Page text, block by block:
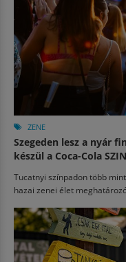
ZENE
Szegeden lesz a nyár
készül a Coca-Cola SZIN
Tucatnyi színpadon több
hazai zenei élet